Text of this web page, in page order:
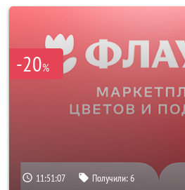
-20%
11:51:07 Получили:6